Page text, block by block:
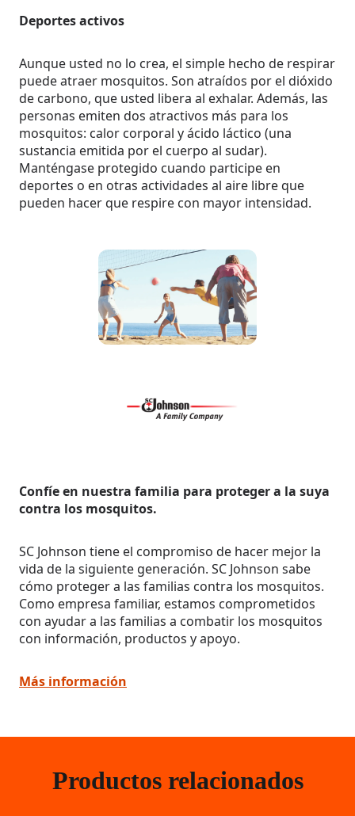
Deportes activos
Aunque usted no lo crea, el simple hecho de respirar
puede atraer mosquitos. Son atraídos por el dióxido
de carbono, que usted libera al exhalar. Además, las
personas emiten dos atractivos más para los
mosquitos: calor corporal y ácido láctico (una
sustancia emitida por el cuerpo al sudar).
Manténgase protegido cuando participe en
deportes o en otras actividades al aire libre que
pueden hacer que respire con mayor intensidad.
Confíe en nuestra familia para proteger a la suya
contra los mosquitos.
SC Johnson tiene el compromiso de hacer mejor la
vida de la siguiente generación. SC Johnson sabe
cómo proteger a las familias contra los mosquitos.
Como empresa familiar, estamos comprometidos
con ayudar a las familias a combatir los mosquitos
con información, productos y apoyo.
Más información
Productos relacionados